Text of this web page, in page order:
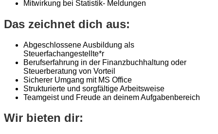
Mitwirkung bei Statistik- Meldungen
Das zeichnet dich aus:
Abgeschlossene Ausbildung als
Steuerfachangestellte*r
Berufserfahrung in der Finanzbuchhaltung oder
Steuerberatung von Vorteil
Sicherer Umgang mit MS Office
Strukturierte und sorgfältige Arbeitsweise
Teamgeist und Freude an deinem Aufgabenbereich
Wir bieten dir: